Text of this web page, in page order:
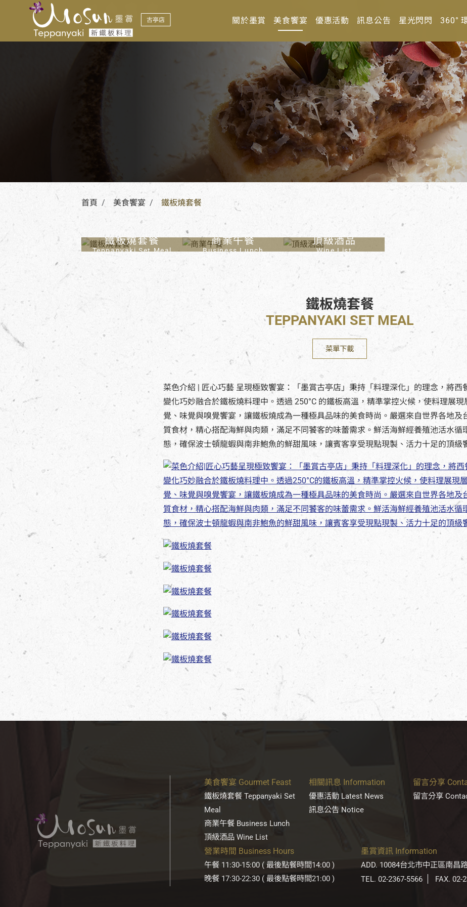
關於墨賞 美食饗宴 優惠活動 訊息公告 星光閃閃 360°
美食饗宴
GOURMET FEAST
首頁 美食饗宴 鐵板燒套餐
鐵板燒套餐
Teppanyaki Set Meal
商業午餐
Business Lunch
頂級酒品
Wine List
鐵板燒套餐
TEPPANYAKI SET MEAL
菜單下載
菜色介紹 | 匠心巧藝 呈現極致饗宴：「墨賞古亭店」秉持「料理深化」的理念，將西
變化巧妙融合於鐵板燒料理中。透過 250°C 的鐵板高溫，精準掌控火候，使料理展現
覺、味覺與嗅覺饗宴，讓鐵板燒成為一種極具品味的美食時尚。嚴選來自世界各地及
質食材，精心搭配海鮮與肉類，滿足不同饕客的味蕾需求。鮮活海鮮經養殖池活水循
態，確保波士頓龍蝦與南非鮑魚的鮮甜風味，讓賓客享受現點現製、活力十足的頂級
美食饗宴 Gourmet Feast
鐵板燒套餐 Teppanyaki Set
Meal
商業午餐 Business Lunch
頂級酒品 Wine List
相關訊息 Information
優惠活動 Latest News
訊息公告 Notice
留言分享
留言分享
營業時間 Business Hours
午餐 11:30-15:00 ( 最後點餐時間14:00 )
晚餐 17:30-22:30 ( 最後點餐時間21:00 )
墨賞資訊 Information
ADD. 10084台北市中正區南昌
TEL. 02-2367-5566
FAX. 02-